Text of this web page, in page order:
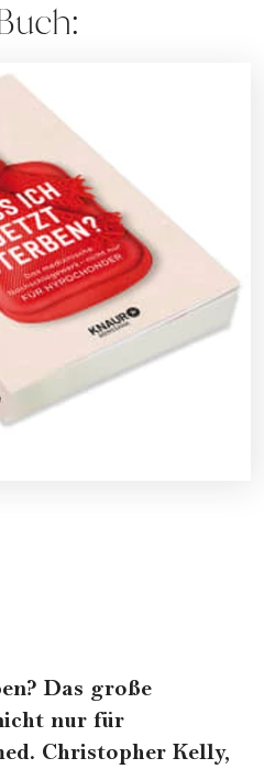
Das große
nur für
Christopher Kelly,